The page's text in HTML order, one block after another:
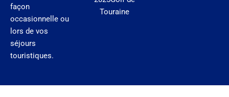
façon
occasionnelle ou
lors de vos
séjours
touristiques.
m
Touraine